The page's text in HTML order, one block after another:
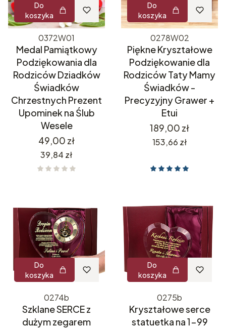
Do
koszyka
0372W01
Medal Pamiątkowy
Podziękowania dla
Rodziców Dziadków
Świadków
Chrzestnych Prezent
Upominek na Ślub
Wesele
Cena
49,00 zł
Cena
39,84 zł
Do
koszyka
0278W02
Piękne Kryształowe
Podziękowanie dla
Rodziców Taty Mamy
Świadków -
Precyzyjny Grawer +
Etui
Cena
189,00 zł
Cena
153,66 zł
Do
koszyka
0274b
Szklane SERCE z
dużym zegarem
Do
koszyka
0275b
Kryształowe serce
statuetka na 1-99